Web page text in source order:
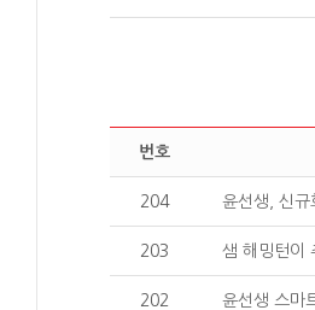
번호
204 윤선생, 신규
203 샘 해밍턴이
202 윤선생 스마